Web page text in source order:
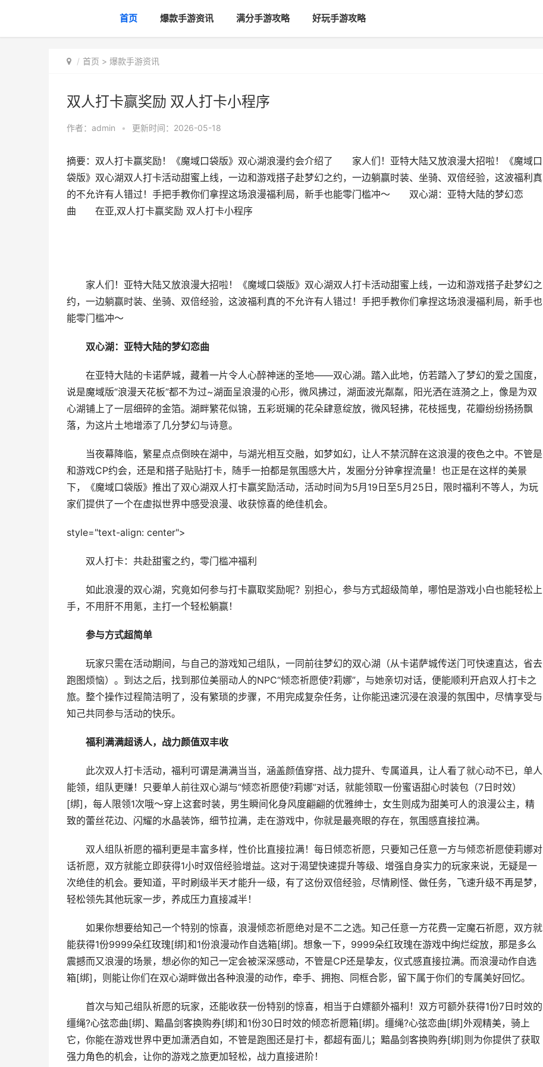
首页 爆款手游资讯 满分手游攻略 好玩手游攻略
首页 > 爆款手游资讯
双人打卡赢奖励 双人打卡小程序
作者： admin • 更新时间：2026-05-18
摘要：双人打卡赢奖励！《魔域口袋版》双心湖浪漫约会介绍了 家人们！亚特大陆又放浪漫大招啦！《魔域口
袋版》双心湖双人打卡活动甜蜜上线，一边和游戏搭子赴梦幻之约，一边躺赢时装、坐骑、双倍经验，这波福利真
的不允许有人错过！手把手教你们拿捏这场浪漫福利局，新手也能零门槛冲～ 双心湖：亚特大陆的梦幻恋
曲 在亚,双人打卡赢奖励 双人打卡小程序
家人们！亚特大陆又放浪漫大招啦！《魔域口袋版》双心湖双人打卡活动甜蜜上线，一边和游戏搭子赴梦幻之
约，一边躺赢时装、坐骑、双倍经验，这波福利真的不允许有人错过！手把手教你们拿捏这场浪漫福利局，新手也
能零门槛冲～
双心湖：亚特大陆的梦幻恋曲
在亚特大陆的卡诺萨城，藏着一片令人心醉神迷的圣地——双心湖。踏入此地，仿若踏入了梦幻的爱之国度，
说是魔域版“浪漫天花板”都不为过~湖面呈浪漫的心形，微风拂过，湖面波光粼粼，阳光洒在涟漪之上，像是为双
心湖铺上了一层细碎的金箔。湖畔繁花似锦，五彩斑斓的花朵肆意绽放，微风轻拂，花枝摇曳，花瓣纷纷扬扬飘
落，为这片土地增添了几分梦幻与诗意。
当夜幕降临，繁星点点倒映在湖中，与湖光相互交融，如梦如幻，让人不禁沉醉在这浪漫的夜色之中。不管是
和游戏CP约会，还是和搭子贴贴打卡，随手一拍都是氛围感大片，发圈分分钟拿捏流量！也正是在这样的美景
下，《魔域口袋版》推出了双心湖双人打卡赢奖励活动，活动时间为5月19日至5月25日，限时福利不等人，为玩
家们提供了一个在虚拟世界中感受浪漫、收获惊喜的绝佳机会。
style="text-align: center">
双人打卡：共赴甜蜜之约，零门槛冲福利
如此浪漫的双心湖，究竟如何参与打卡赢取奖励呢？别担心，参与方式超级简单，哪怕是游戏小白也能轻松上
手，不用肝不用氪，主打一个轻松躺赢！
参与方式超简单
玩家只需在活动期间，与自己的游戏知己组队，一同前往梦幻的双心湖（从卡诺萨城传送门可快速直达，省去
跑图烦恼）。到达之后，找到那位美丽动人的NPC“倾恋祈愿使?莉娜”，与她亲切对话，便能顺利开启双人打卡之
旅。整个操作过程简洁明了，没有繁琐的步骤，不用完成复杂任务，让你能迅速沉浸在浪漫的氛围中，尽情享受与
知己共同参与活动的快乐。
福利满满超诱人，战力颜值双丰收
此次双人打卡活动，福利可谓是满满当当，涵盖颜值穿搭、战力提升、专属道具，让人看了就心动不已，单人
能领，组队更赚！只要单人前往双心湖与“倾恋祈愿使?莉娜”对话，就能领取一份蜜语甜心时装包（7日时效）
[绑]，每人限领1次哦～穿上这套时装，男生瞬间化身风度翩翩的优雅绅士，女生则成为甜美可人的浪漫公主，精
致的蕾丝花边、闪耀的水晶装饰，细节拉满，走在游戏中，你就是最亮眼的存在，氛围感直接拉满。
双人组队祈愿的福利更是丰富多样，性价比直接拉满！每日倾恋祈愿，只要知己任意一方与倾恋祈愿使莉娜对
话祈愿，双方就能立即获得1小时双倍经验增益。这对于渴望快速提升等级、增强自身实力的玩家来说，无疑是一
次绝佳的机会。要知道，平时刷级半天才能升一级，有了这份双倍经验，尽情刷怪、做任务，飞速升级不再是梦，
轻松领先其他玩家一步，养成压力直接减半！
如果你想要给知己一个特别的惊喜，浪漫倾恋祈愿绝对是不二之选。知己任意一方花费一定魔石祈愿，双方就
能获得1份9999朵红玫瑰[绑]和1份浪漫动作自选箱[绑]。想象一下，9999朵红玫瑰在游戏中绚烂绽放，那是多么
震撼而又浪漫的场景，想必你的知己一定会被深深感动，不管是CP还是挚友，仪式感直接拉满。而浪漫动作自选
箱[绑]，则能让你们在双心湖畔做出各种浪漫的动作，牵手、拥抱、同框合影，留下属于你们的专属美好回忆。
首次与知己组队祈愿的玩家，还能收获一份特别的惊喜，相当于白嫖额外福利！双方可额外获得1份7日时效的
缰绳?心弦恋曲[绑]、黯晶剑客换购券[绑]和1份30日时效的倾恋祈愿箱[绑]。缰绳?心弦恋曲[绑]外观精美，骑上
它，你能在游戏世界中更加潇洒自如，不管是跑图还是打卡，都超有面儿；黯晶剑客换购券[绑]则为你提供了获取
强力角色的机会，让你的游戏之旅更加轻松，战力直接进阶！